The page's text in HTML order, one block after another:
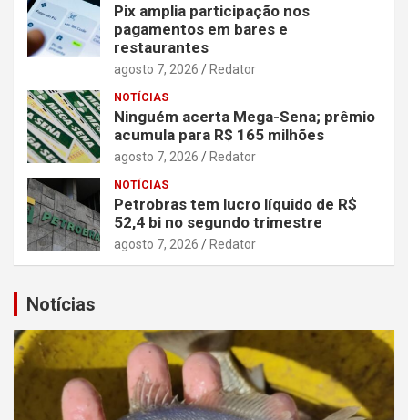
Pix amplia participação nos
pagamentos em bares e
restaurantes
agosto 7, 2026 Redator
NOTÍCIAS
Ninguém acerta Mega-Sena; prêmio
acumula para R$ 165 milhões
agosto 7, 2026 Redator
NOTÍCIAS
Petrobras tem lucro líquido de R$
52,4 bi no segundo trimestre
agosto 7, 2026 Redator
Notícias